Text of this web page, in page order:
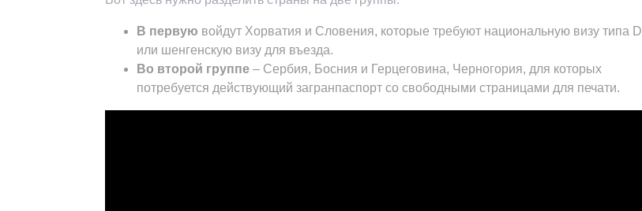
В первую войдут Хорватия и Словения, которые требуют национальную визу типа D
или шенгенскую визу для въезда.
Во второй группе – Сербия, Босния и Герцеговина, Черногория, для которых
потребуется действующий загранпаспорт со свободными страницами для печати.